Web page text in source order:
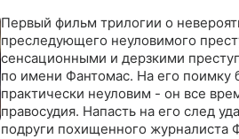
Первый фильм трилогии о
преследующего неуловимого
сенсационными и дерзкими
по имени Фантомас. На его
практически неуловим - он все
правосудия. Напасть на его след
подруги похищенного журналиста